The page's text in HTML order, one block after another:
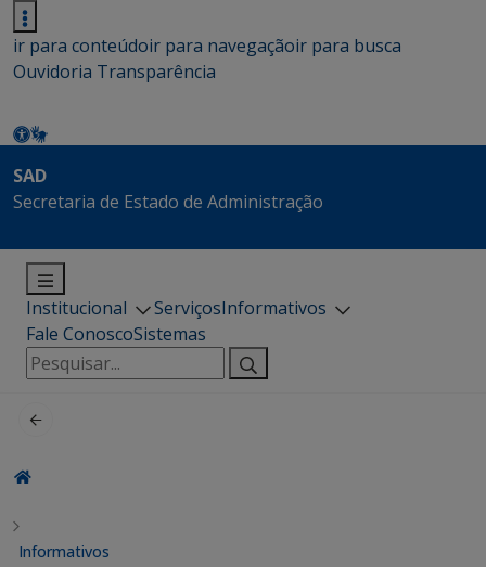
ir para conteúdoir para navegaçãoir para busca
Ouvidoria Transparência
SAD
Secretaria de Estado de Administração
Institucional ServiçosInformativos
Fale ConoscoSistemas
Pesquisar
por:
Informativos